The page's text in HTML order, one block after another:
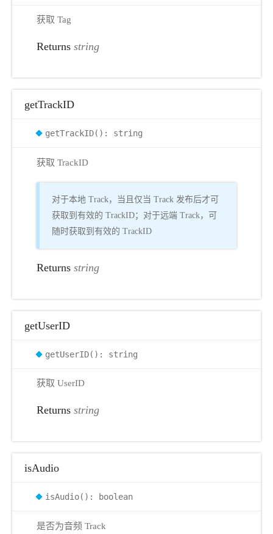
获取 Tag
Returns string
getTrackID
getTrackID(): string
获取 TrackID
对于本地 Track，当且仅当 Track 发布后才可
获取到有效的 TrackID；对于远端 Track，可
随时获取到有效的 TrackID
Returns string
getUserID
getUserID(): string
获取 UserID
Returns string
isAudio
isAudio(): boolean
是否为音频 Track